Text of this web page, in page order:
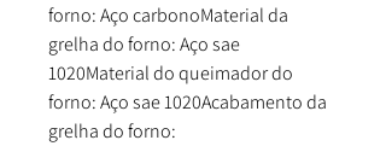
forno: Aço carbonoMaterial da
grelha do forno: Aço sae
1020Material do queimador do
forno: Aço sae 1020Acabamento da
grelha do forno: